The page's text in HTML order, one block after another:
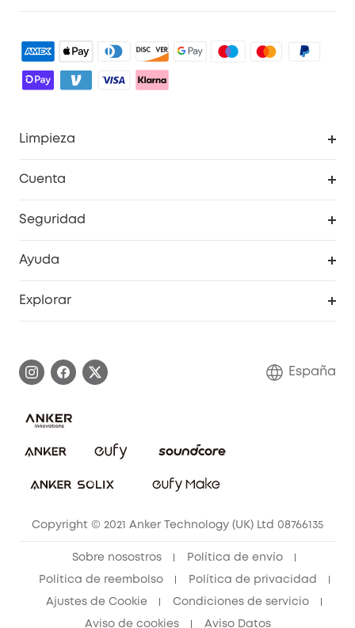
Limpieza
Cuenta
Seguridad
Sistemas de Alarma
Explorar todo
Ayuda
Preguntas frecuentes sobre pedidos
Portal web de seguridad
Explorar
Conviértete en afiliado
España
Copyright © 2021 Anker Technology (UK) Ltd 08766135
Sobre nosostros Política de envío
Política de reembolso Política de privacidad
Ajustes de Cookie Condiciones de servicio
Aviso de cookies Aviso Datos